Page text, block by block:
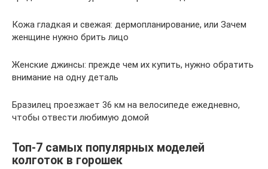
Кожа гладкая и свежая: дермопланирование, или Зачем
женщине нужно брить лицо
Женские джинсы: прежде чем их купить, нужно обратить
внимание на одну деталь
Бразилец проезжает 36 км на велосипеде ежедневно,
чтобы отвести любимую домой
Топ-7 самых популярных моделей
колготок в горошек